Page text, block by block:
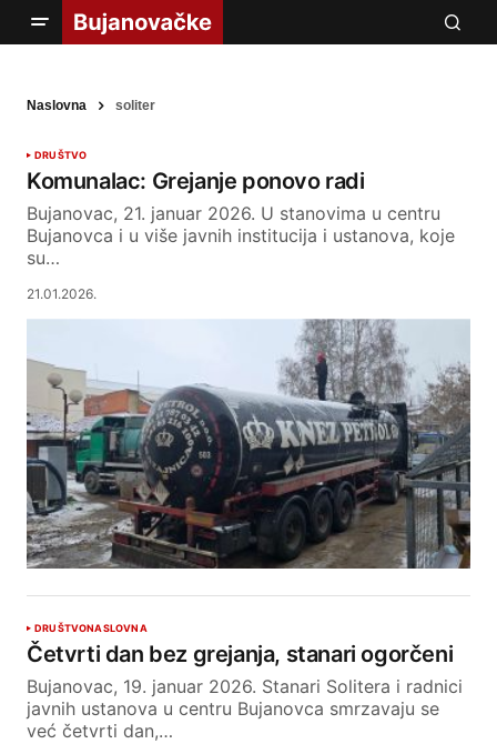
Naslovna soliter
DRUŠTVO
Komunalac: Grejanje ponovo radi
Bujanovac, 21. januar 2026. U stanovima u centru
Bujanovca i u više javnih institucija i ustanova, koje
su…
21.01.2026.
DRUŠTVONASLOVNA
Četvrti dan bez grejanja, stanari ogorčeni
Bujanovac, 19. januar 2026. Stanari Solitera i radnici
javnih ustanova u centru Bujanovca smrzavaju se
već četvrti dan,…